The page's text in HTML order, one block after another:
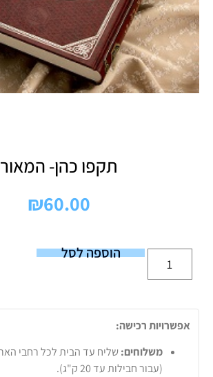
תקפו כהן- המאור
₪60.00
הוספה לסל
אפשרויות רכישה:
משלוחים:
(עבור חבילות עד 20 ק"ג).